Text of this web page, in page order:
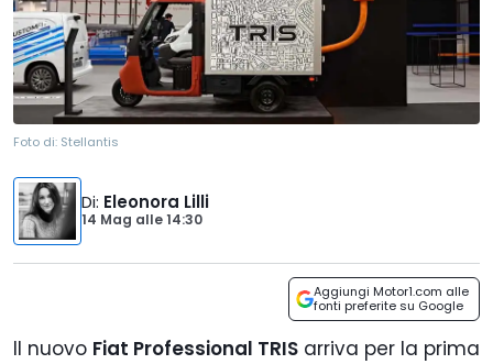
Foto di: Stellantis
Di: Eleonora Lilli
14 Mag alle14:30
Aggiungi Motor1.com alle
fonti preferite su Google
Il nuovo Fiat Professional TRIS arriva per la prima